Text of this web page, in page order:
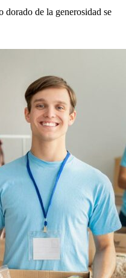
de la generosidad se